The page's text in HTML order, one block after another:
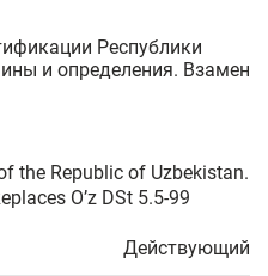
Республики
и определения. Взамен
the Republic of Uzbekistan.
O’z DSt 5.5-99
Действующий